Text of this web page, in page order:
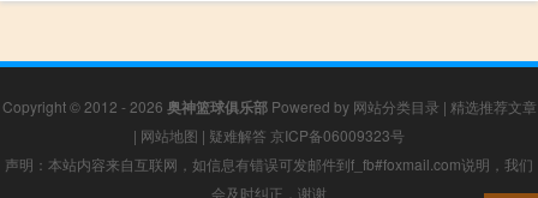
Copyright © 2012 - 2026 奥神篮球俱乐部Powered by 网站分类目录 | 精选推荐文章
| 网站地图 | 疑难解答 京ICP备06009323号
声明：本站内容来自互联网，如信息有错误可发邮件到f_fb#foxmail.com说明，我们
会及时纠正，谢谢